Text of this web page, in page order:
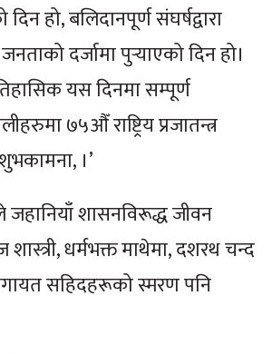
हो, बलिदानपूर्ण संघर्षद्वारा
दर्जामा पुर्‍याएको दिन हो।
यस दिनमा सम्पूर्ण
७५औँ राष्ट्रिय प्रजातन्त्र
।’
जहानियाँ शासनविरूद्ध जीवन
शास्त्री, धर्मभक्त माथेमा, दशरथ चन्द
सहिदहरूको स्मरण पनि